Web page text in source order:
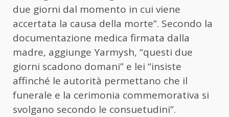
due giorni dal momento in cui viene
accertata la causa della morte”. Secondo la
documentazione medica firmata dalla
madre, aggiunge Yarmysh, “questi due
giorni scadono domani” e lei “insiste
affinché le autorità permettano che il
funerale e la cerimonia commemorativa si
svolgano secondo le consuetudini”.